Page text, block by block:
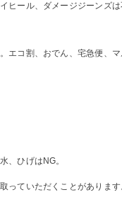
ヒール、ダメージジーンズ
エコ割、おでん、宅急便、
、ひげはNG。
っていただくことがありま